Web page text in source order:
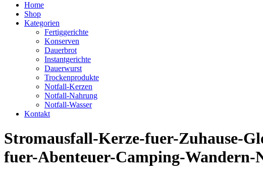
Home
Shop
Kategorien
Fertiggerichte
Konserven
Dauerbrot
Instantgerichte
Dauerwurst
Trockenprodukte
Notfall-Kerzen
Notfall-Nahrung
Notfall-Wasser
Kontakt
Stromausfall-Kerze-fuer-Zuhause-
fuer-Abenteuer-Camping-Wandern-